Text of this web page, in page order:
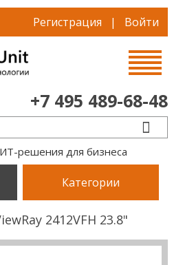
Регистрация | Войти
+7 495 489-68-48
решения для бизнеса
Категории
2412VFH 23.8"